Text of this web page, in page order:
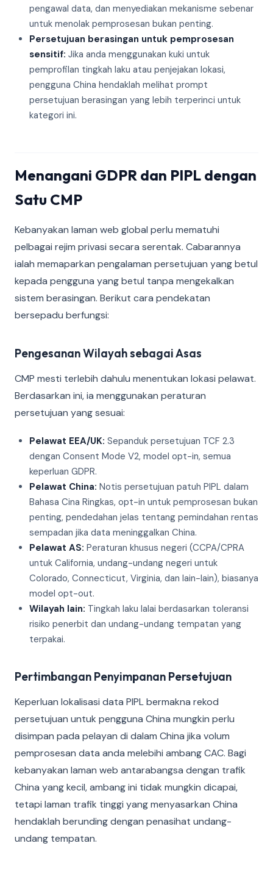
pengawal data, dan menyediakan mekanisme sebenar
untuk menolak pemprosesan bukan penting.
Persetujuan berasingan untuk pemprosesan
sensitif: Jika anda menggunakan kuki untuk
pemprofilan tingkah laku atau penjejakan lokasi,
pengguna China hendaklah melihat prompt
persetujuan berasingan yang lebih terperinci untuk
kategori ini.
Menangani GDPR dan PIPL dengan
Satu CMP
Kebanyakan laman web global perlu mematuhi
pelbagai rejim privasi secara serentak. Cabarannya
ialah memaparkan pengalaman persetujuan yang betul
kepada pengguna yang betul tanpa mengekalkan
sistem berasingan. Berikut cara pendekatan
bersepadu berfungsi:
Pengesanan Wilayah sebagai Asas
CMP mesti terlebih dahulu menentukan lokasi pelawat.
Berdasarkan ini, ia menggunakan peraturan
persetujuan yang sesuai:
Pelawat EEA/UK: Sepanduk persetujuan TCF 2.3
dengan Consent Mode V2, model opt-in, semua
keperluan GDPR.
Pelawat China: Notis persetujuan patuh PIPL dalam
Bahasa Cina Ringkas, opt-in untuk pemprosesan bukan
penting, pendedahan jelas tentang pemindahan rentas
sempadan jika data meninggalkan China.
Pelawat AS: Peraturan khusus negeri (CCPA/CPRA
untuk California, undang-undang negeri untuk
Colorado, Connecticut, Virginia, dan lain-lain), biasanya
model opt-out.
Wilayah lain: Tingkah laku lalai berdasarkan toleransi
risiko penerbit dan undang-undang tempatan yang
terpakai.
Pertimbangan Penyimpanan Persetujuan
Keperluan lokalisasi data PIPL bermakna rekod
persetujuan untuk pengguna China mungkin perlu
disimpan pada pelayan di dalam China jika volum
pemprosesan data anda melebihi ambang CAC. Bagi
kebanyakan laman web antarabangsa dengan trafik
China yang kecil, ambang ini tidak mungkin dicapai,
tetapi laman trafik tinggi yang menyasarkan China
hendaklah berunding dengan penasihat undang-
undang tempatan.